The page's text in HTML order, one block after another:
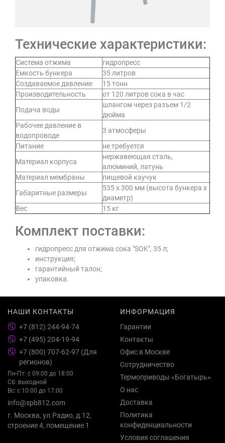
Технические характеристики:
Система отжима
гидропресс
Емкость бункера
35 литров
Создаваемое давление
15 тонн
Производительность
от 120 литров сока в час
Подача воды
шлангом через разъем 1/2
дюйма
Рабочее давление в
водопроводе
3 атмосферы
Питание
не требуется
Материал корпуса
нержавеющая сталь,
алюминий, латунь
Материал мембраны
пищевой каучук
Габаритные размеры
535 х 300 мм (высота бункера х
диаметр)
Вес
15 кг
Комплект поставки:
гидропресс для отжима сока "SOK", 35 л;
инструкция;
гарантийный талон;
упаковка.
НАШИ КОНТАКТЫ
+7 (812) 244-94-74
+7 (495) 204-19-94
+7 (800) 707-62-97 (Для
регионов)
Пн-Пт: с 09:00 до 18:00
Сб: выходной
Вс: с 10:00 до 17:00
info@spb812.com
г. Москва, ул.Радио, д.12,
строение 4, помещение 1
ИНФОРМАЦИЯ
Гарантии
Контакты
Офис в Москве
Сотрудничество
Термоприводы «Богатырь»
О нас
Доставка
Политика
конфиденциальности
Условия соглашения